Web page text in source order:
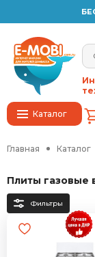
Каталог
Главная Каталог
Плиты газовые
Фильтры